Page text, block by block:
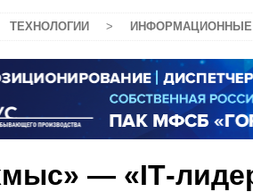
ТЕХНОЛОГИИ > ИНФОРМАЦИОННЫЕ
— «IТ-